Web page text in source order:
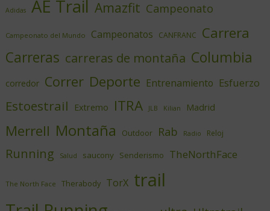
Adidas AE Trail Amazfit Campeonato
Campeonato del Mundo Campeonatos CANFRANC
Carrera
Carreras carreras de montaña Columbia
corredor Correr Deporte Entrenamiento Esfuerzo
Estoestrail Extremo ITRA JLB Kilian Madrid
Merrell Montaña Outdoor Rab Radio Reloj
Running Salud saucony Senderismo TheNorthFace
The North Face Therabody TorX trail